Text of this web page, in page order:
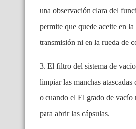
una observación clara del
permite que quede aceite en la
transmisión ni en la rueda de
3. El filtro del sistema de
limpiar las manchas atascadas
o cuando el El grado de vacío
para abrir las cápsulas.